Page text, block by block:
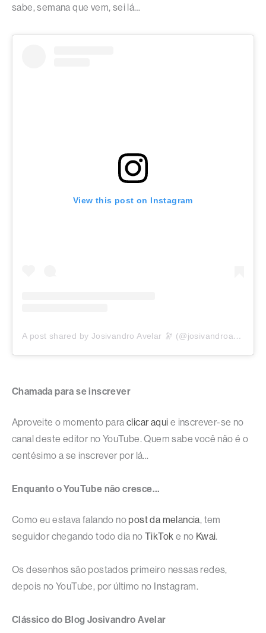
sabe, semana que vem, sei lá…
View this post on Instagram
A post shared by Josivandro Avelar 🔭 (@josivandroavelar)
Chamada para se inscrever
Aproveite o momento para clicar aqui e inscrever-se no
canal deste editor no YouTube. Quem sabe você não é o
centésimo a se inscrever por lá…
Enquanto o YouTube não cresce…
Como eu estava falando no post da melancia, tem
seguidor chegando todo dia no TikTok e no Kwai.
Os desenhos são postados primeiro nessas redes,
depois no YouTube, por último no Instagram.
Clássico do Blog Josivandro Avelar